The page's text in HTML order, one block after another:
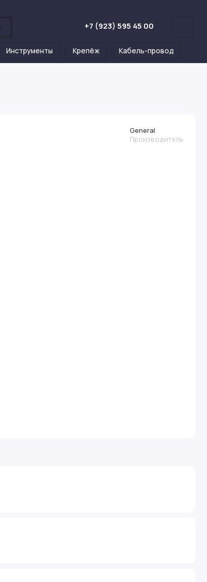
+7 (923) 595 45 00
Инструменты Крепёж Кабель-провод
General
Производитель